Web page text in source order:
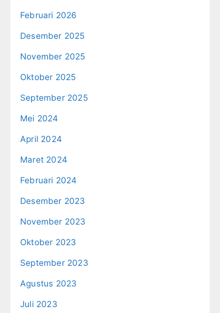
Februari 2026
Desember 2025
November 2025
Oktober 2025
September 2025
Mei 2024
April 2024
Maret 2024
Februari 2024
Desember 2023
November 2023
Oktober 2023
September 2023
Agustus 2023
Juli 2023